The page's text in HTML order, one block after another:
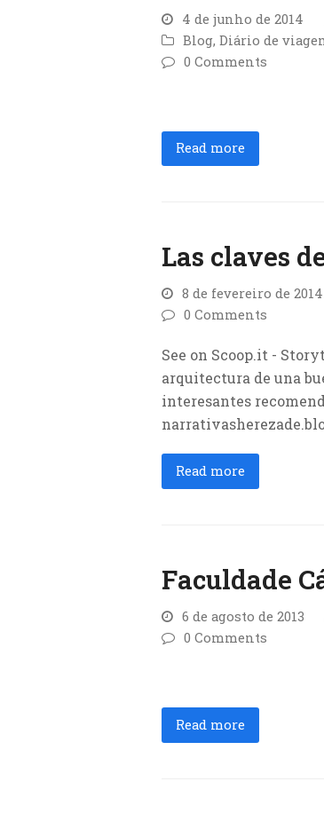
4 de junho de 2014
Blog, Diário de
0 Comments
Read more
Las claves
8 de fevereiro de 2014
0 Comments
See on Scoop.it -
arquitectura de una
interesantes
Read more
Faculdade
6 de agosto de 2013
0 Comments
Read more